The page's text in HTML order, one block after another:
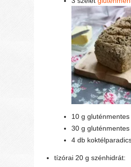
10 g
30 g
4 db
tízórai 20 g szénhidrát: